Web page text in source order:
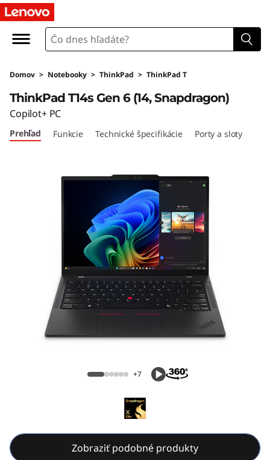
L
n
o
v
o
Domov > Notebooky > ThinkPad > ThinkPad T
ThinkPad T14s Gen 6 (14, Snapdragon)
Copilot+ PC
Prehľad Funkcie Technické špecifikácie Porty a sloty
+7
Zobraziť podobné produkty